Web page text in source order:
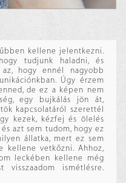
kellene jelentkezni.
tudjunk haladni, és
hogy ennél nagyobb
Úgy érzem
de ez a képen nem
egy bujkálás jön át,
kapcsolatáról szerettél
kezek, kézfej és ölelés
azt sem tudom, hogy ez
állatka, mert ez sem
kellene vetkőzni. Ahhoz,
leckében kellene még
visszaadom ismétlésre.